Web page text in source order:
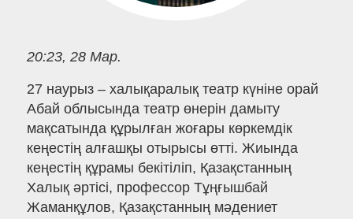
20:23, 28 Мар.
27 наурыз – халықаралық театр күніне орай
Абай облысында театр өнерін дамыту
мақсатында құрылған жоғары көркемдік
кеңестің алғашқы отырысы өтті. Жиында
кеңестің құрамы бекітіліп, Қазақстанның
Халық әртісі, профессор Тұңғышбай
Жаманқұлов, Қазақстанның мәдениет